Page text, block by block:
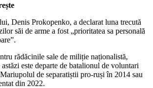
Denis Prokopenko, a declarat luna trecută
săi de arme a fost „prioritatea sa personală
rădăcinile sale de miliție naționalistă,
este departe de batalionul de voluntari
de separatiștii pro-ruși în 2014 sau
din 2022.